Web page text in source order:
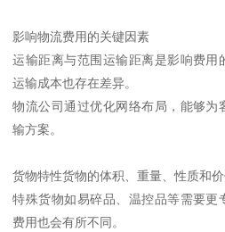
影响物流费用的关键因素
运输距离与范围运输距离是影响费用
运输成本也存在差异。
物流公司通过优化网络布局，能够为
输方案。
货物特性货物的体积、重量、性质和价
特殊货物如易碎品、温控品等需要更
费用也会有所不同。